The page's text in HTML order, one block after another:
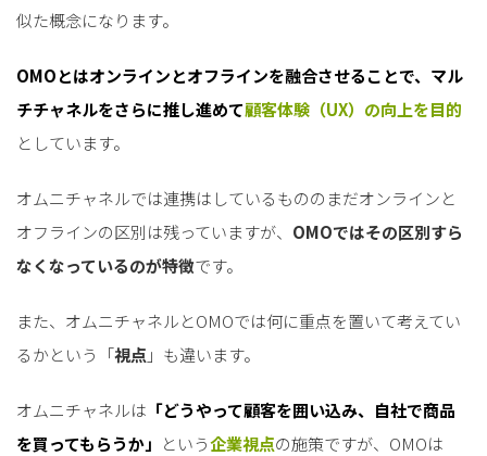
似た概念になります。
OMOとはオンラインとオフラインを融合させることで、マル
チチャネルをさらに推し進めて顧客体験（UX）の向上を目的
としています。
オムニチャネルでは連携はしているもののまだオンラインと
オフラインの区別は残っていますが、 OMOではその区別すら
なくなっているのが特徴です。
また、オムニチャネルとOMOでは何に重点を置いて考えてい
るかという「視点 」も違います。
オムニチャネルは 「どうやって顧客を囲い込み、自社で商品
を買ってもらうか」 という企業視点の施策ですが、OMOは